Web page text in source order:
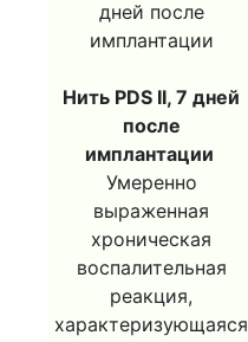
Нить PDS II, 7 дней
после
имплантации
Умеренно
выраженная
хроническая
воспалительная
реакция,
характеризующаяся